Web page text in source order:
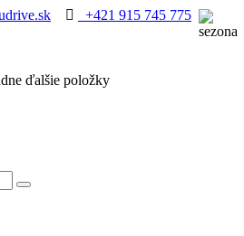
+421 915 745 775
ďalšie položky